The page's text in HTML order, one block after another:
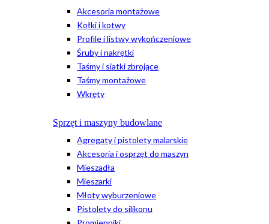
Akcesoria montażowe
Kołki i kotwy
Profile i listwy wykończeniowe
Śruby i nakrętki
Taśmy i siatki zbrojące
Taśmy montażowe
Wkręty
Sprzęt i maszyny budowlane
Agregaty i pistolety malarskie
Akcesoria i osprzęt do maszyn
Mieszadła
Mieszarki
Młoty wyburzeniowe
Pistolety do silikonu